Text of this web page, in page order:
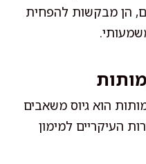
הן מבקשות להפחית
הוא גיוס משאבים
העיקריים למימון